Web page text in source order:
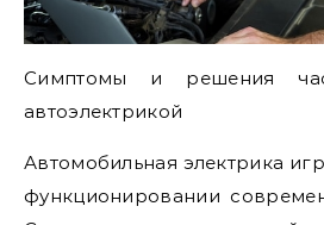
Симптомы и решения
автоэлектрикой
Автомобильная электрика
функционировании